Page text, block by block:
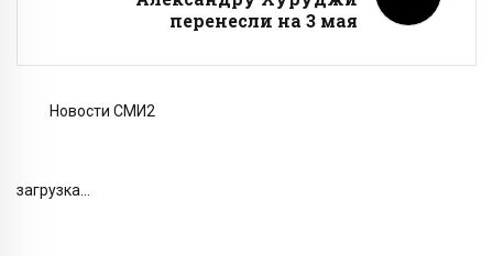
перенесли на 3 мая
Новости СМИ2
загрузка...